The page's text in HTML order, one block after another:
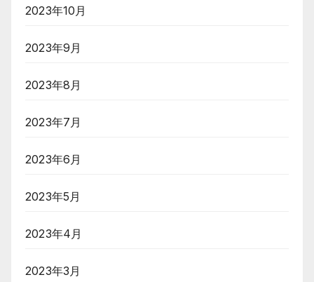
2023年10月
2023年9月
2023年8月
2023年7月
2023年6月
2023年5月
2023年4月
2023年3月